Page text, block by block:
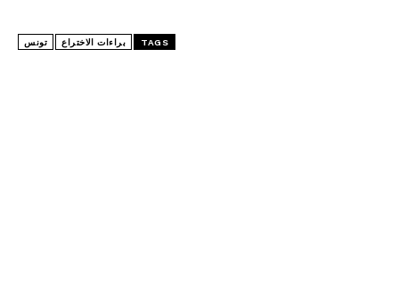
TAGS براءات الاختراع تونس